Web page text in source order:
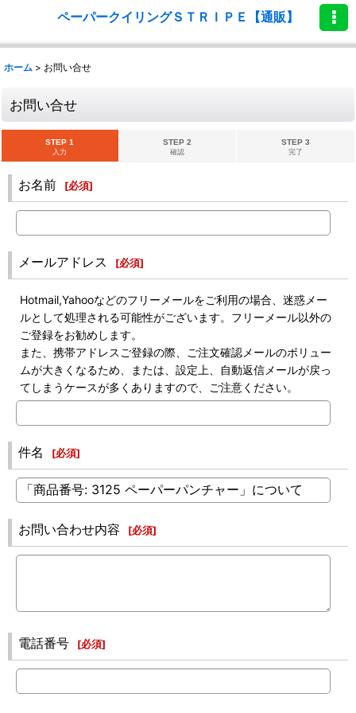
ペーパークイリングＳＴＲＩＰＥ【通販】
ホーム > お問い合せ
お問い合せ
STEP 1
入力
STEP 2
確認
STEP 3
完了
お名前 [必須]
メールアドレス [必須]
Hotmail,Yahooなどのフリーメールをご利用の場合、迷惑メー
ルとして処理される可能性がございます。フリーメール以外の
ご登録をお勧めします。
また、携帯アドレスご登録の際、ご注文確認メールのボリュー
ムが大きくなるため、または、設定上、自動返信メールが戻っ
てしまうケースが多くありますので、ご注意ください。
件名 [必須]
お問い合わせ内容 [必須]
電話番号 [必須]